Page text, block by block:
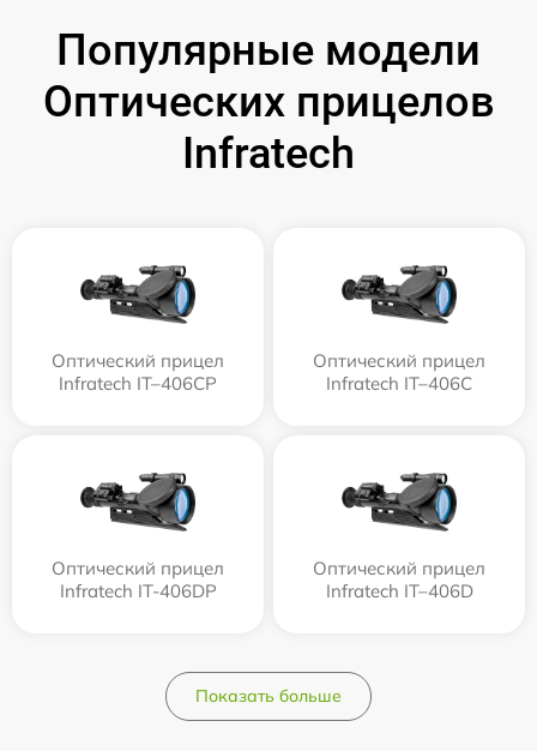
Популярные модели
Оптических прицелов
Infratech
Оптический прицел
Infratech IT–406СP
Оптический прицел
Infratech IT–406С
Оптический прицел
Infratech IT-406DP
Оптический прицел
Infratech IT–406D
Показать больше